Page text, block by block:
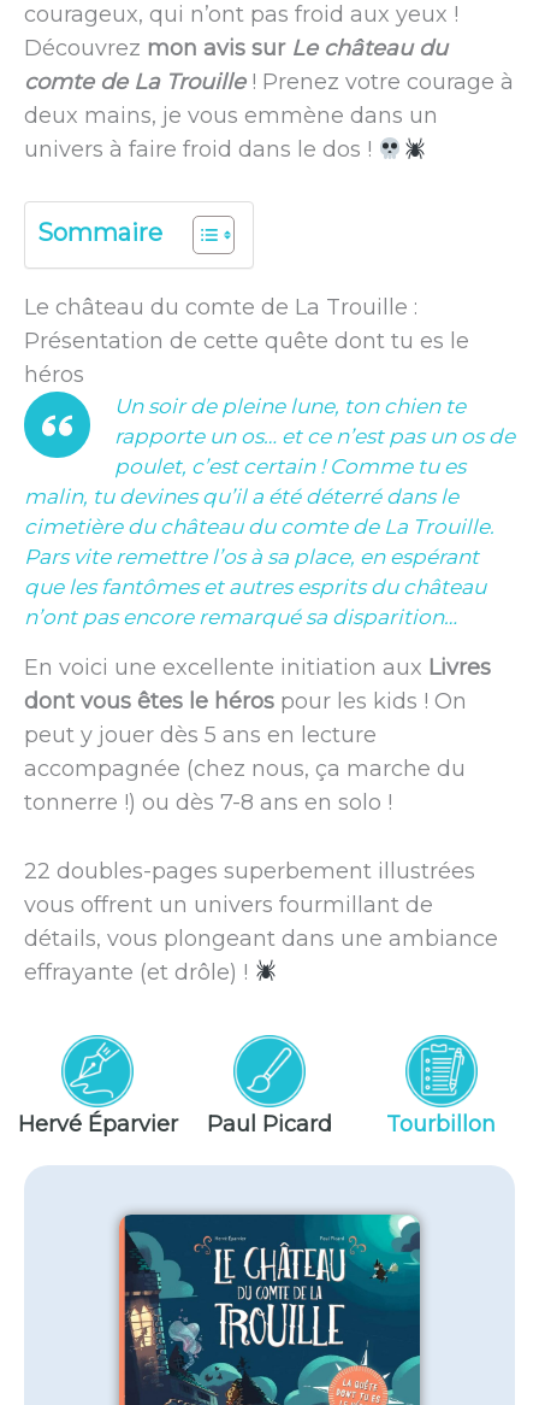
courageux, qui n’ont pas froid aux yeux !
Découvrez mon avis sur Le château du
comte de La Trouille! Prenez votre courage à
deux mains, je vous emmène dans un
univers à faire froid dans le dos !
Sommaire
Le château du comte de La Trouille :
Présentation de cette quête dont tu es le
héros
Un soir de pleine lune, ton chien te
rapporte un os… et ce n’est pas un os de
poulet, c’est certain ! Comme tu es
malin, tu devines qu’il a été déterré dans le
cimetière du château du comte de La Trouille.
Pars vite remettre l’os à sa place, en espérant
que les fantômes et autres esprits du château
n’ont pas encore remarqué sa disparition…
En voici une excellente initiation aux Livres
dont vous êtes le héros pour les kids ! On
peut y jouer dès 5 ans en lecture
accompagnée (chez nous, ça marche du
tonnerre !) ou dès 7-8 ans en solo !
22 doubles-pages superbement illustrées
vous offrent un univers fourmillant de
détails, vous plongeant dans une ambiance
effrayante (et drôle) !
Hervé Éparvier Paul Picard Tourbillon